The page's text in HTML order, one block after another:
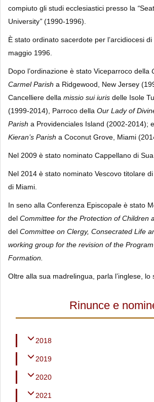
compiuto gli studi ecclesiastici presso la “
University” (1990-1996).
È stato ordinato sacerdote per l’arcidiocesi
maggio 1996.
Dopo l’ordinazione è stato Viceparroco della
Carmel Parish a Ridgewood, New Jersey
Cancelliere della missio sui iuris delle Isole
(1999-2014), Parroco della Our Lady of
Parish a Providenciales Island (2002-2014);
Kieran’s Parish a Coconut Grove, Miami
Nel 2009 è stato nominato Cappellano di
Nel 2014 è stato nominato Vescovo titolare
di Miami.
In seno alla Conferenza Episcopale è stato
del Committee for the Protection of Children
del Committee on Clergy, Consecrated Life
working group for the revision of the
Formation.
Oltre alla sua madrelingua, parla l’inglese, lo
Rinunce e
2018
2019
2020
2021